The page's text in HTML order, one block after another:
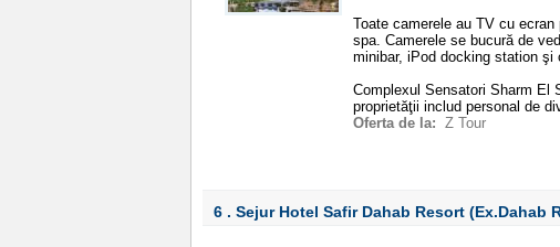
Toate camerele au TV cu
spa. Camerele se bucură de
minibar, iPod docking station şi
Complexul Sensatori Sharm El
proprietăţii includ personal de
Oferta de la: Z Tour
6 . Sejur Hotel Safir Dahab Resort (ex.Dahab